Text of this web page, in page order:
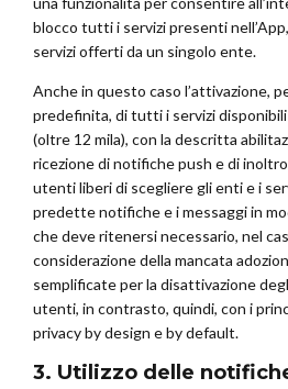
blocco tutti i servizi presenti
servizi offerti da un singolo ente.
Anche in questo caso l’attivazione,
predefinita, di tutti i servizi disponibili
(oltre 12 mila), con la descritta
ricezione di notifiche push e di
utenti liberi di scegliere gli enti e i
predette notifiche e i messaggi in
che deve ritenersi necessario, nel
considerazione della mancata
semplificate per la disattivazione
utenti, in contrasto, quindi, con i
privacy by design e by default.
3. Utilizzo delle